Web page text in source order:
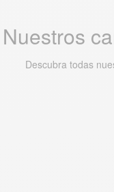
Nuestros
Descubra todas